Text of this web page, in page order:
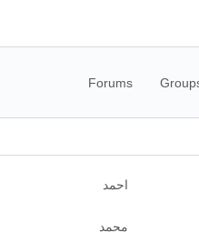
Forums
احمد
محمد